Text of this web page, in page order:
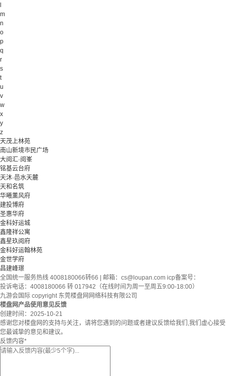
m
n
o
p
q
r
s
t
u
v
w
x
y
z
天茂上林苑
南山新境市民广场
大阅汇·阅峯
铭基云台府
天沐·邑水天麓
天和名筑
华曦薰风府
建投博府
圣惠华府
金科好运城
鑫隆祥公寓
鑫星玖阅府
金科好运翰林苑
金世学府
昌建峰璟
全国统一服务热线 4008180066转66 | 邮箱： cs@loupan.com icp备案号：
投诉电话：4008180066 转 017942（在线时间为周一至周五9:00-18:00）
九游会国际 copyright 东莞楼盘网网络科技有限公司
楼盘网产品使用意见反馈
创建时间： 2025-10-21
感谢您对楼盘网的支持与关注，请将您遇到的问题或者建议反馈给我们,我们虚心接受
您最诚挚的意见和建议。
反馈内容*